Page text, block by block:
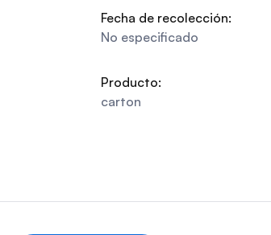
Fecha de recolección:
No especificado
Producto:
carton